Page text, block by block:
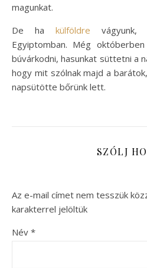
magunkat.
De ha külföldre vágyunk,
Egyiptomban. Még
búvárkodni, hasunkat süttetni a
hogy mit szólnak majd a
napsütötte bőrünk lett.
SZÓLJ
Az e-mail címet nem tesszük
karakterrel jelöltük
Név *